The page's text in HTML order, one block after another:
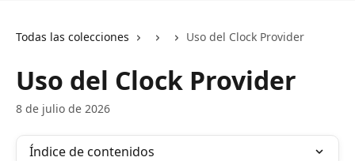
Todas las colecciones Uso del Clock Provider
Uso del Clock Provider
8 de julio de 2026
Índice de contenidos